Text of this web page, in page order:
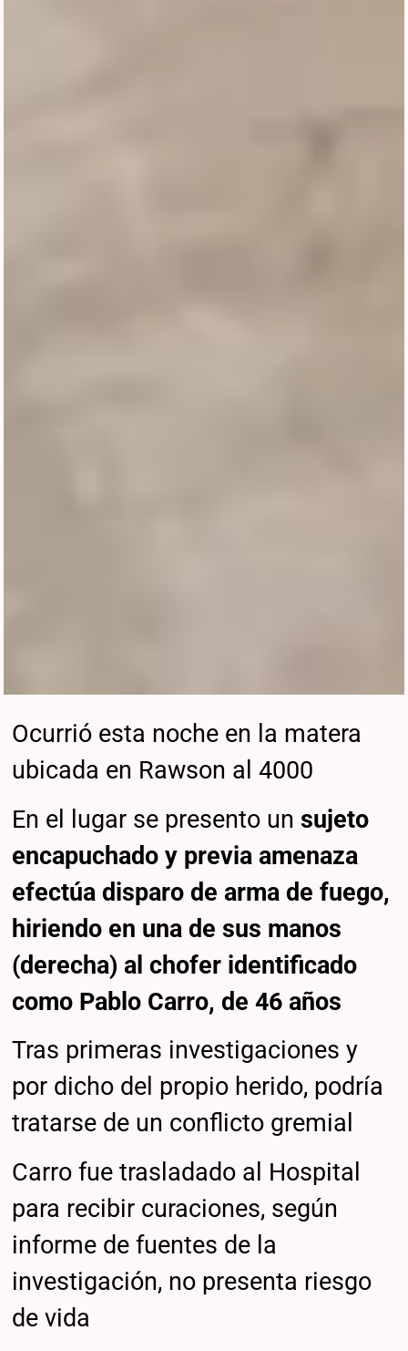
Ocurrió esta noche en la matera
ubicada en Rawson al 4000
En el lugar se presento unsujeto
encapuchado y previa amenaza
efectúa disparo de arma de fuego,
hiriendo en una de sus manos
(derecha) al chofer identificado
como Pablo Carro, de 46 años
Tras primeras investigaciones y
por dicho del propio herido, podría
tratarse de un conflicto gremial
Carro fue trasladado al Hospital
para recibir curaciones, según
informe de fuentes de la
investigación, no presenta riesgo
de vida